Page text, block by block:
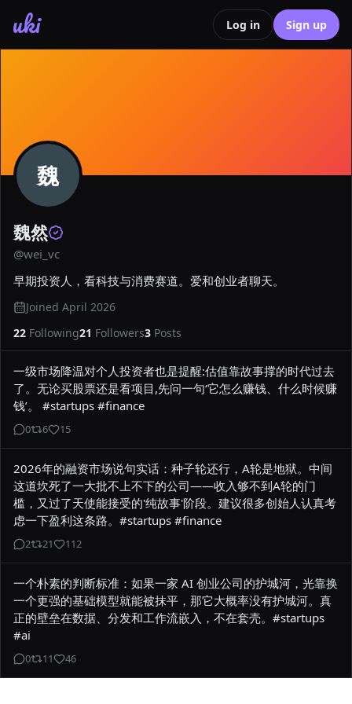
uki Log in Sign up
魏
魏然
@wei_vc
早期投资人，看科技与消费赛道。爱和创业者聊天。
Joined April 2026
22 Following21 Followers3 Posts
一级市场降温对个人投资者也是提醒:估值靠故事撑的时代过去
了。无论买股票还是看项目,先问一句‘它怎么赚钱、什么时候赚
钱’。 #startups #finance
0 6 15
2026年的融资市场说句实话：种子轮还行，A轮是地狱。中间
这道坎死了一大批不上不下的公司——收入够不到A轮的门
槛，又过了天使能接受的'纯故事'阶段。建议很多创始人认真考
虑一下盈利这条路。#startups #finance
2 21 112
一个朴素的判断标准：如果一家 AI 创业公司的护城河，光靠换
一个更强的基础模型就能被抹平，那它大概率没有护城河。真
正的壁垒在数据、分发和工作流嵌入，不在套壳。#startups
#ai
0 11 46